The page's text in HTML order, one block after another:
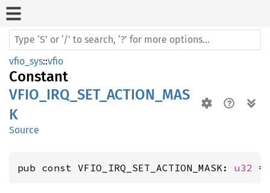
vfio_sys::vfio
Constant
VFIO_IRQ_SET_ACTION_MAS
K
Source
pub const VFIO_IRQ_SET_ACTION_MASK: u32 =